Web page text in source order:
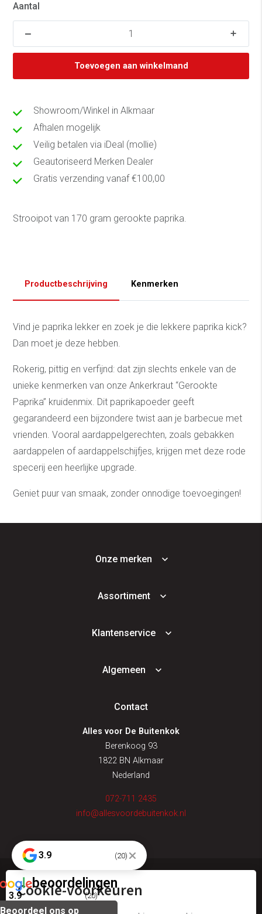
Aantal
Toevoegen aan winkelmand
Showroom/Winkel in Alkmaar
Afhalen mogelijk
Veilig betalen via iDeal (mollie)
Geautoriseerd Merken Dealer
Gratis verzending vanaf €100,00
Strooipot van 170 gram gerookte paprika.
Productbeschrijving Kenmerken
Vind je paprika lekker en zoek je die lekkere paprika kick?
Dan moet je deze hebben.
Rokerig, pittig en verfijnd: dat zijn slechts enkele van de
unieke kenmerken van onze Ankerkraut “Gerookte
Paprika” kruidenmix. Dit paprikapoeder geeft
gegarandeerd een bijzondere twist aan je barbecue met
vrienden. Vooral aardappelgerechten, zoals gebakken
aardappelen of aardappelschijfjes, krijgen met deze rode
specerij een heerlijke upgrade.
Geniet puur van smaak, zonder onnodige toevoegingen!
Onze merken
Assortiment
Klantenservice
Algemeen
Contact
Alles voor De Buitenkok
Berenkoog 93
1822 BN Alkmaar
Nederland
072-711 2435
info@allesvoordebuitenkok.nl
© alles voor de buitenkok
algemene voorwaarden
3.9 (20)
beoordelingen
3.9 (20)
Beoordeel ons op
Cookie-voorkeuren